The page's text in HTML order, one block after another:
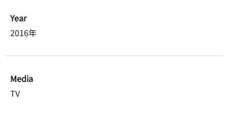
Year
2016年
Media
TV